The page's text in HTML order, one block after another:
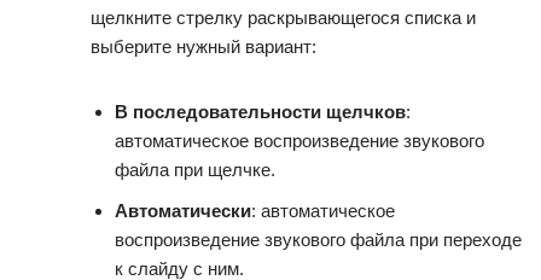
щелкните стрелку раскрывающегося списка и
выберите нужный вариант:
В последовательности щелчков:
автоматическое воспроизведение звукового
файла при щелчке.
Автоматически: автоматическое
воспроизведение звукового файла при переходе
к слайду с ним.